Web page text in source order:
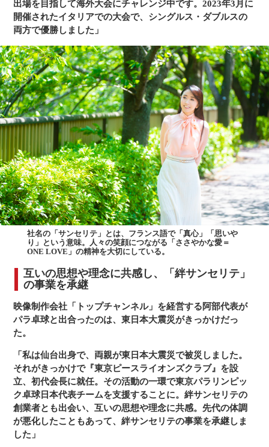
出場を目指して海外大会にチャレンジ中です。2023年3月に
開催されたイタリアでの大会で、シングルス・ダブルスの
両方で優勝しました」
社名の「サンセリテ」とは、フランス語で「真心」「思いや
り」という意味。人々の笑顔につながる「ささやかな愛＝
ONE LOVE」の精神を大切にしている。
互いの思想や理念に共感し、「絆サンセリテ」
の事業を承継
映像制作会社「トップチャンネル」を経営する阿部代表が
パラ卓球と出合ったのは、東日本大震災がきっかけだっ
た。
「私は仙台出身で、両親が東日本大震災で被災しました。
それがきっかけで『東京ピースライオンズクラブ』を設
立、初代会長に就任。その活動の一環で東京パラリンピッ
ク卓球日本代表チームを支援することに。絆サンセリテの
創業者とも出会い、互いの思想や理念に共感。先代の体調
が悪化したこともあって、絆サンセリテの事業を承継しま
した」